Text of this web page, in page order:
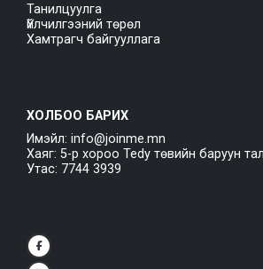
Танилцуулга
Үйлчилгээний төрөл
Хамтрагч байгууллага
ХОЛБОО БАРИХ
Имэйл: info@joinme.mn
Хаяг: 5-р хороо Tedy төвийн баруун
Утас: 7744 3939